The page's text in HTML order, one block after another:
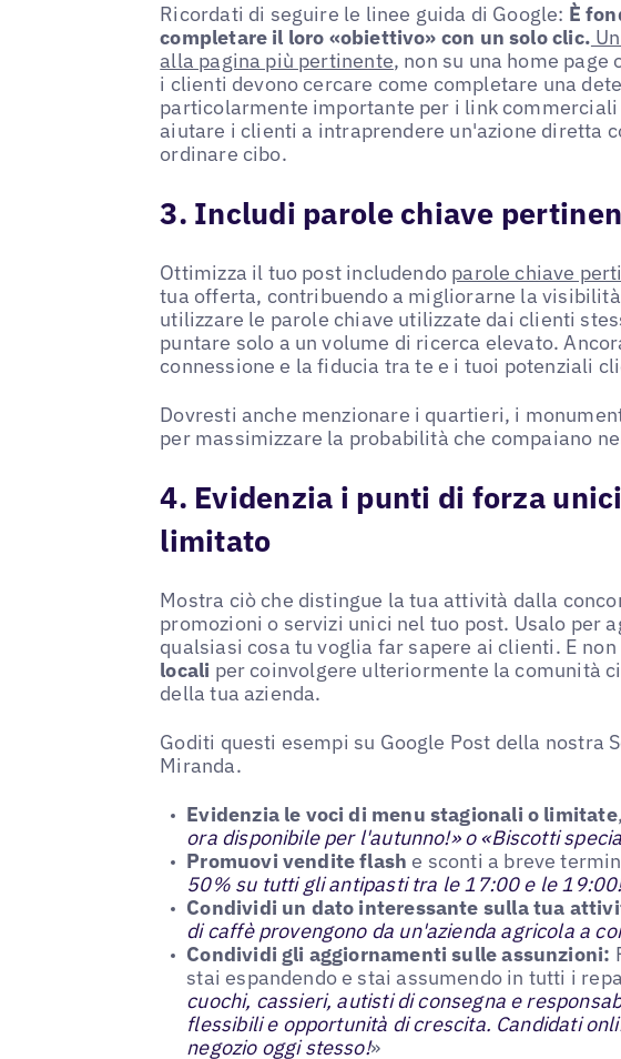
Ricordati di seguire le linee guida di Google: È
completare il loro «obiettivo» con un solo clic.
alla pagina più pertinente, non su una home
i clienti devono cercare come completare una
particolarmente importante per i link
aiutare i clienti a intraprendere un'azione diretta
ordinare cibo.
3. Includi parole chiave
Ottimizza il tuo post includendo parole chiave
tua offerta, contribuendo a migliorarne la
utilizzare le parole chiave utilizzate dai clienti
puntare solo a un volume di ricerca elevato.
connessione e la fiducia tra te e i tuoi potenziali
Dovresti anche menzionare i quartieri, i
per massimizzare la probabilità che compaiano
4. Evidenzia i punti di forza
limitato
Mostra ciò che distingue la tua attività dalla
promozioni o servizi unici nel tuo post. Usalo per
qualsiasi cosa tu voglia far sapere ai clienti. E
locali per coinvolgere ulteriormente la comunità
della tua azienda.
Goditi questi esempi su Google Post della nostra
Miranda.
Evidenzia le voci di menu stagionali o limitate
ora disponibile per l'autunno!» o «Biscotti
Promuovi vendite flash e sconti a breve
50% su tutti gli antipasti tra le 17:00 e le
Condividi un dato interessante sulla tua
di caffè provengono da un'azienda agricola a
Condividi gli aggiornamenti sulle assunzioni:
stai espandendo e stai assumendo in tutti i
cuochi, cassieri, autisti di consegna e
flessibili e opportunità di crescita. Candidati
negozio oggi stesso!»